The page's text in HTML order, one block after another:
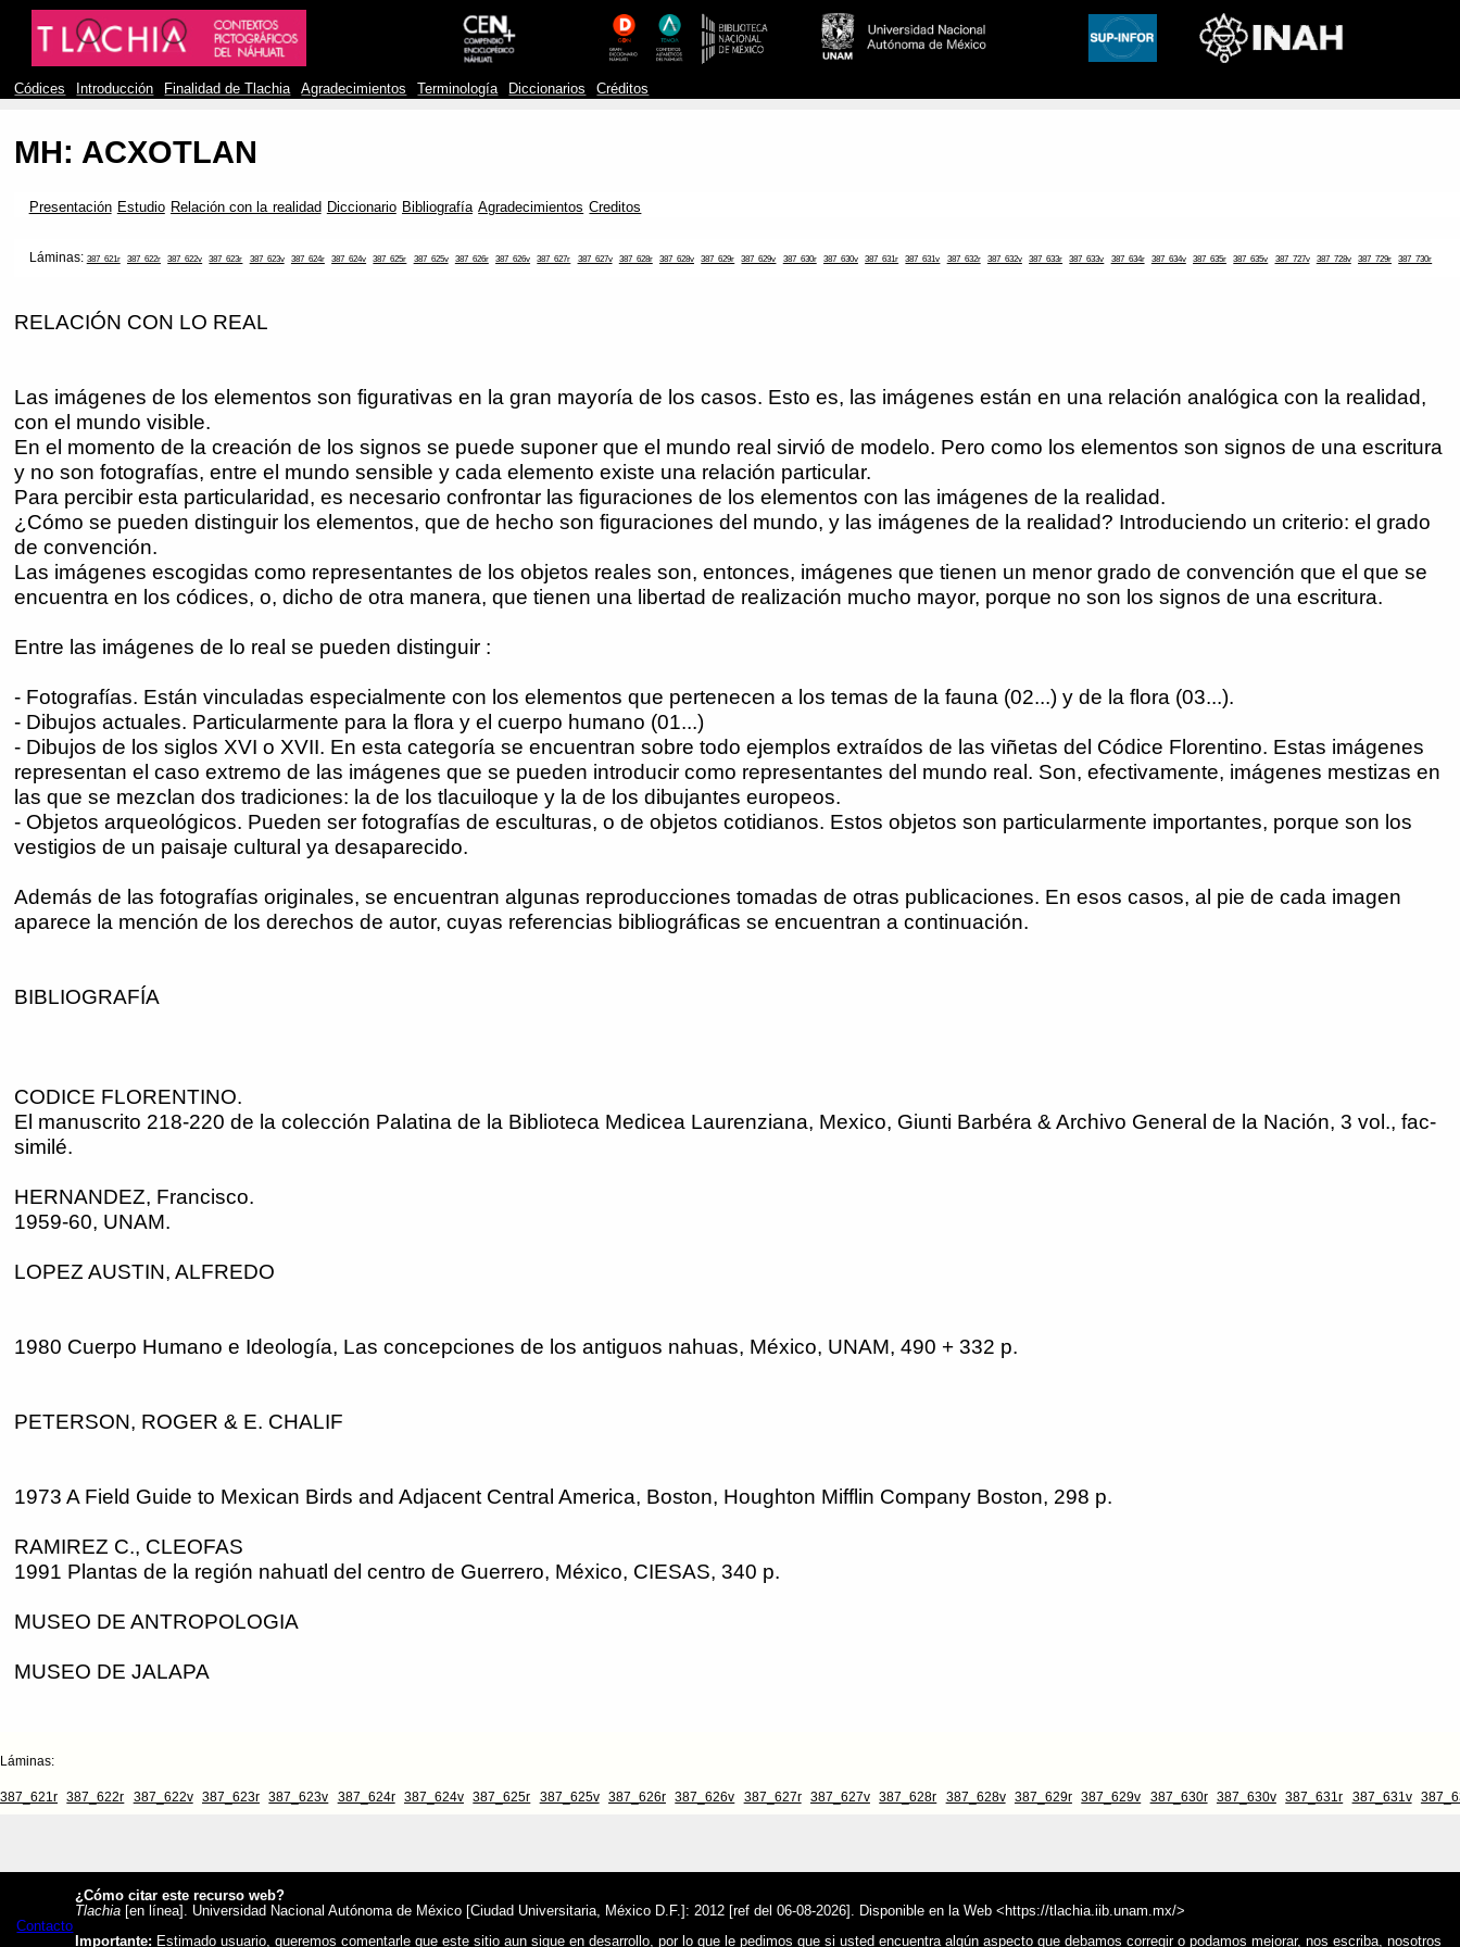
Códices Introducción Finalidad de Tlachia Agradecimientos Terminología Diccionarios Créditos
MH: ACXOTLAN
Presentación Estudio Relación con la realidad Diccionario Bibliografía Agradecimientos Creditos
Láminas: 387_621r 387_622r 387_622v 387_623r 387_623v 387_624r 387_624v 387_625r 387_625v 387_626r 387_626v 387_627r 387_627v 387_628r 387_628v 387_629r 387_629v 387_630r 387_630v 387_631r 387_631v 387_632r 387_632v 387_633r 387_633v 387_634r 387_634v 387_635r 387_635v 387_727v 387_728v 387_729r 387_730r
RELACIÓN CON LO REAL
Las imágenes de los elementos son figurativas en la gran mayoría de los casos. Esto es, las imágenes están en una relación analógica con la realidad,
con el mundo visible.
En el momento de la creación de los signos se puede suponer que el mundo real sirvió de modelo. Pero como los elementos son signos de una escritura
y no son fotografías, entre el mundo sensible y cada elemento existe una relación particular.
Para percibir esta particularidad, es necesario confrontar las figuraciones de los elementos con las imágenes de la realidad.
¿Cómo se pueden distinguir los elementos, que de hecho son figuraciones del mundo, y las imágenes de la realidad? Introduciendo un criterio: el grado
de convención.
Las imágenes escogidas como representantes de los objetos reales son, entonces, imágenes que tienen un menor grado de convención que el que se
encuentra en los códices, o, dicho de otra manera, que tienen una libertad de realización mucho mayor, porque no son los signos de una escritura.
Entre las imágenes de lo real se pueden distinguir :
- Fotografías. Están vinculadas especialmente con los elementos que pertenecen a los temas de la fauna (02...) y de la flora (03...).
- Dibujos actuales. Particularmente para la flora y el cuerpo humano (01...)
- Dibujos de los siglos XVI o XVII. En esta categoría se encuentran sobre todo ejemplos extraídos de las viñetas del Códice Florentino. Estas imágenes
representan el caso extremo de las imágenes que se pueden introducir como representantes del mundo real. Son, efectivamente, imágenes mestizas en
las que se mezclan dos tradiciones: la de los tlacuiloque y la de los dibujantes europeos.
- Objetos arqueológicos. Pueden ser fotografías de esculturas, o de objetos cotidianos. Estos objetos son particularmente importantes, porque son los
vestigios de un paisaje cultural ya desaparecido.
Además de las fotografías originales, se encuentran algunas reproducciones tomadas de otras publicaciones. En esos casos, al pie de cada imagen
aparece la mención de los derechos de autor, cuyas referencias bibliográficas se encuentran a continuación.
BIBLIOGRAFÍA
CODICE FLORENTINO.
El manuscrito 218-220 de la colección Palatina de la Biblioteca Medicea Laurenziana, Mexico, Giunti Barbéra & Archivo General de la Nación, 3 vol., fac-
similé.
HERNANDEZ, Francisco.
1959-60, UNAM.
LOPEZ AUSTIN, ALFREDO
1980 Cuerpo Humano e Ideología, Las concepciones de los antiguos nahuas, México, UNAM, 490 + 332 p.
PETERSON, ROGER & E. CHALIF
1973 A Field Guide to Mexican Birds and Adjacent Central America, Boston, Houghton Mifflin Company Boston, 298 p.
RAMIREZ C., CLEOFAS
1991 Plantas de la región nahuatl del centro de Guerrero, México, CIESAS, 340 p.
MUSEO DE ANTROPOLOGIA
MUSEO DE JALAPA
Láminas:
387_621r 387_622r 387_622v 387_623r 387_623v 387_624r 387_624v 387_625r 387_625v 387_626r 387_626v 387_627r 387_627v 387_628r 387_628v 387_629r 387_629v 387_630r 387_630v 387_631r 387_631v
Contacto
¿Cómo citar este recurso web?
Tlachia [en línea]. Universidad Nacional Autónoma de México [Ciudad Universitaria, México D.F.]: 2012 [ref del 06-08-2026]. Disponible en la Web <https://tlachia.iib.unam.mx/>
Importante: Estimado usuario, queremos comentarle que este sitio aun sigue en desarrollo, por lo que le pedimos que si usted encuentra algún aspecto que debamos corregir o podamos mejorar, nos escriba, nosotros